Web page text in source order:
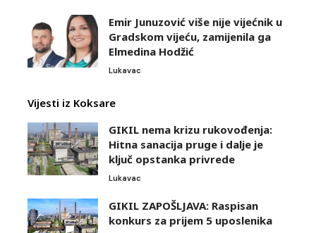
Emir Junuzović više nije vijećnik u
Gradskom vijeću, zamijenila ga
Elmedina Hodžić
Lukavac
Vijesti iz Koksare
GIKIL nema krizu rukovođenja:
Hitna sanacija pruge i dalje je
ključ opstanka privrede
Lukavac
GIKIL ZAPOŠLJAVA: Raspisan
konkurs za prijem 5 uposlenika